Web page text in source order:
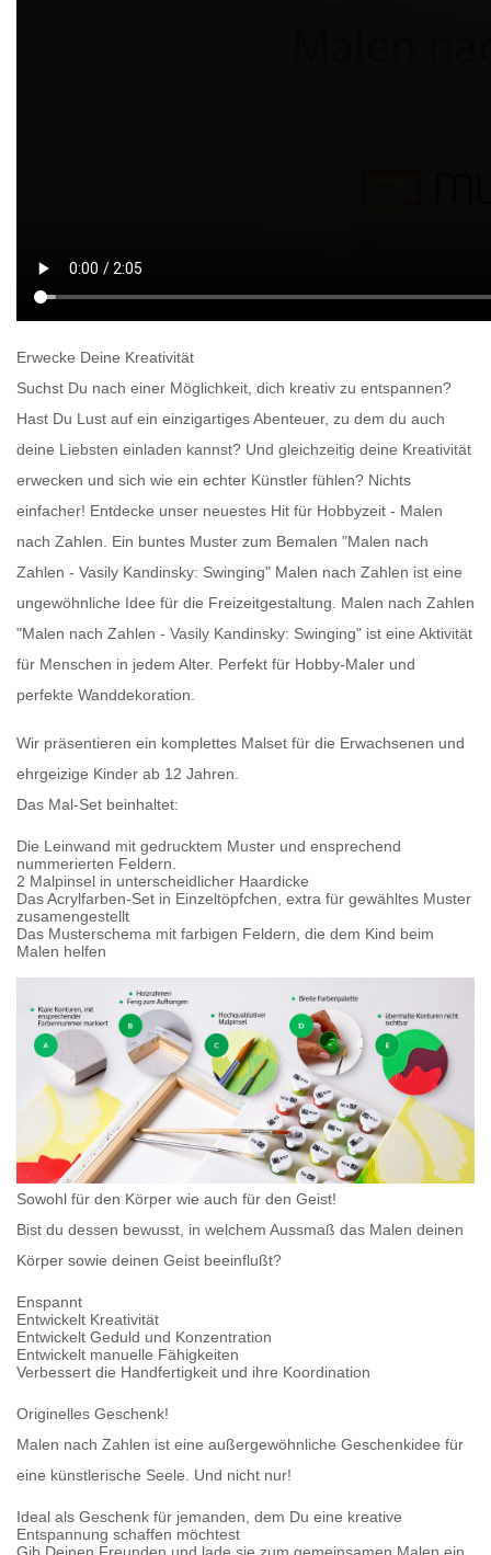
Erwecke Deine Kreativität
Suchst Du nach einer Möglichkeit, dich kreativ zu entspannen?
Hast Du Lust auf ein einzigartiges Abenteuer, zu dem du auch
deine Liebsten einladen kannst? Und gleichzeitig deine Kreativität
erwecken und sich wie ein echter Künstler fühlen? Nichts
einfacher! Entdecke unser neuestes Hit für Hobbyzeit - Malen
nach Zahlen. Ein buntes Muster zum Bemalen "Malen nach
Zahlen - Vasily Kandinsky: Swinging" Malen nach Zahlen ist eine
ungewöhnliche Idee für die Freizeitgestaltung. Malen nach Zahlen
"Malen nach Zahlen - Vasily Kandinsky: Swinging" ist eine Aktivität
für Menschen in jedem Alter. Perfekt für Hobby-Maler und
perfekte Wanddekoration.
Wir präsentieren ein komplettes Malset für die Erwachsenen und
ehrgeizige Kinder ab 12 Jahren.
Das Mal-Set beinhaltet:
Die Leinwand mit gedrucktem Muster und ensprechend
nummerierten Feldern.
2 Malpinsel in unterscheidlicher Haardicke
Das Acrylfarben-Set in Einzeltöpfchen, extra für gewähltes Muster
zusamengestellt
Das Musterschema mit farbigen Feldern, die dem Kind beim
Malen helfen
Sowohl für den Körper wie auch für den Geist!
Bist du dessen bewusst, in welchem Aussmaß das Malen deinen
Körper sowie deinen Geist beeinflußt?
Enspannt
Entwickelt Kreativität
Entwickelt Geduld und Konzentration
Entwickelt manuelle Fähigkeiten
Verbessert die Handfertigkeit und ihre Koordination
Originelles Geschenk!
Malen nach Zahlen ist eine außergewöhnliche Geschenkidee für
eine künstlerische Seele. Und nicht nur!
Ideal als Geschenk für jemanden, dem Du eine kreative
Entspannung schaffen möchtest